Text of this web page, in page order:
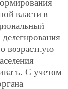
власти в
возрастную
С учетом